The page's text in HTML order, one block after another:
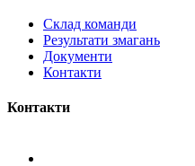
Склад команди
Результати змагань
Документи
Контакти
Контакти